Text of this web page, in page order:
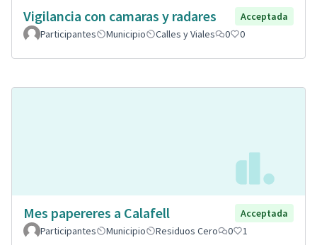
Vigilancia con camaras y radares
Acceptada
Participantes
Municipio Calles y Viales 0 0
Mes papereres a Calafell
Acceptada
Participantes
Municipio Residuos Cero 0 1